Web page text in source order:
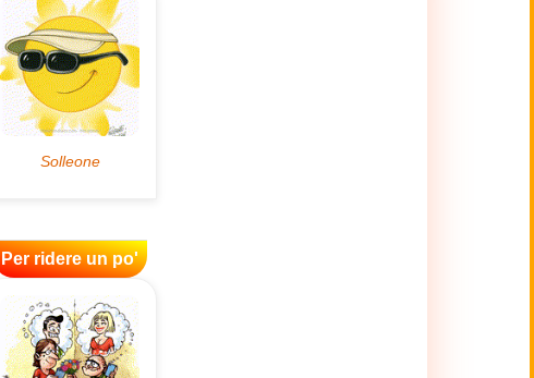
Per ridere un po'